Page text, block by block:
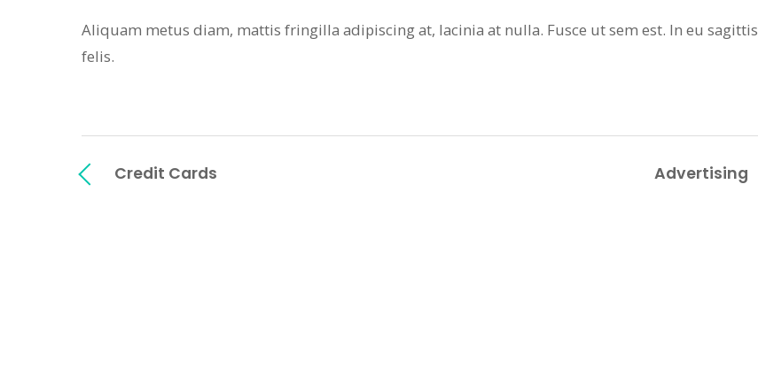
Aliquam metus diam, mattis fringilla adipiscing at, lacinia at nulla. Fusce ut sem est. In eu sagittis
felis.
Credit Cards Advertising